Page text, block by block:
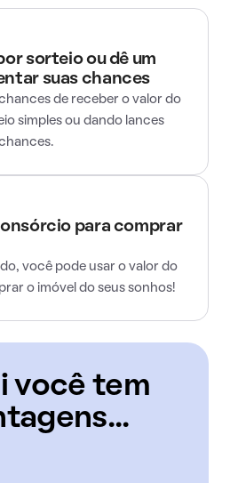
sorteio ou dê um
suas chances
de receber o valor do
simples ou dando lances
para comprar
você pode usar o valor do
o imóvel do seus sonhos!
você tem